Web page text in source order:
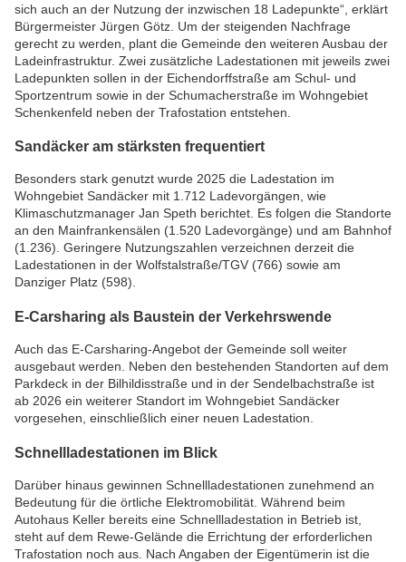
sich auch an der Nutzung der inzwischen 18 Ladepunkte“, erklärt
Bürgermeister Jürgen Götz. Um der steigenden Nachfrage
gerecht zu werden, plant die Gemeinde den weiteren Ausbau der
Ladeinfrastruktur. Zwei zusätzliche Ladestationen mit jeweils zwei
Ladepunkten sollen in der Eichendorffstraße am Schul- und
Sportzentrum sowie in der Schumacherstraße im Wohngebiet
Schenkenfeld neben der Trafostation entstehen.
Sandäcker am stärksten frequentiert
Besonders stark genutzt wurde 2025 die Ladestation im
Wohngebiet Sandäcker mit 1.712 Ladevorgängen, wie
Klimaschutzmanager Jan Speth berichtet. Es folgen die Standorte
an den Mainfrankensälen (1.520 Ladevorgänge) und am Bahnhof
(1.236). Geringere Nutzungszahlen verzeichnen derzeit die
Ladestationen in der Wolfstalstraße/TGV (766) sowie am
Danziger Platz (598).
E-Carsharing als Baustein der Verkehrswende
Auch das E-Carsharing-Angebot der Gemeinde soll weiter
ausgebaut werden. Neben den bestehenden Standorten auf dem
Parkdeck in der Bilhildisstraße und in der Sendelbachstraße ist
ab 2026 ein weiterer Standort im Wohngebiet Sandäcker
vorgesehen, einschließlich einer neuen Ladestation.
Schnellladestationen im Blick
Darüber hinaus gewinnen Schnellladestationen zunehmend an
Bedeutung für die örtliche Elektromobilität. Während beim
Autohaus Keller bereits eine Schnellladestation in Betrieb ist,
steht auf dem Rewe-Gelände die Errichtung der erforderlichen
Trafostation noch aus. Nach Angaben der Eigentümerin ist die